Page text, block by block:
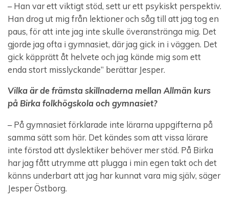
– Han var ett viktigt stöd, sett ur ett psykiskt perspektiv.
Han drog ut mig från lektioner och såg till att jag tog en
paus, för att inte jag inte skulle överanstränga mig. Det
gjorde jag ofta i gymnasiet, där jag gick in i väggen. Det
gick käpprätt åt helvete och jag kände mig som ett
enda stort misslyckande” berättar Jesper.
Vilka är de främsta skillnaderna mellan Allmän kurs
på Birka folkhögskola och gymnasiet?
– På gymnasiet förklarade inte lärarna uppgifterna på
samma sätt som här. Det kändes som att vissa lärare
inte förstod att dyslektiker behöver mer stöd. På Birka
har jag fått utrymme att plugga i min egen takt och det
känns underbart att jag har kunnat vara mig själv, säger
Jesper Östborg.